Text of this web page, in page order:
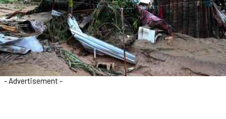
- Advertisement -